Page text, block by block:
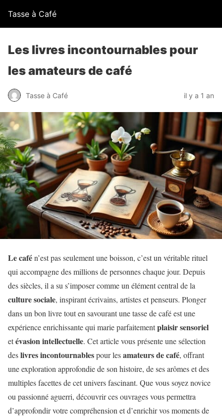
Tasse à Café
Les livres incontournables pour
les amateurs de café
Tasse à Café il y a 1 an
Le cafén’est pas seulement une boisson, c’est un véritable rituel
qui accompagne des millions de personnes chaque jour. Depuis
des siècles, il a su s’imposer comme un élément central de la
culture sociale, inspirant écrivains, artistes et penseurs. Plonger
dans un bon livre tout en savourant une tasse de café est une
expérience enrichissante qui marie parfaitementplaisir sensoriel
etévasion intellectuelle. Cet article vous présente une sélection
deslivres incontournablespour lesamateurs de café, offrant
une exploration approfondie de son histoire, de ses arômes et des
multiples facettes de cet univers fascinant. Que vous soyez novice
ou passionné aguerri, découvrir ces ouvrages vous permettra
d’approfondir votre compréhension et d’enrichir vos moments de